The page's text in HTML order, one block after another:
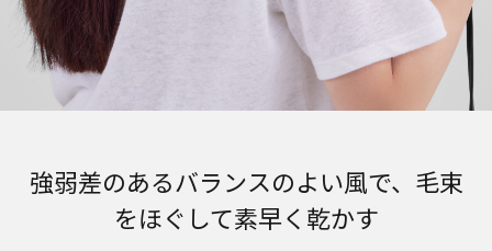
強弱差のあるバランスのよい風で、毛束
をほぐして素早く乾かす